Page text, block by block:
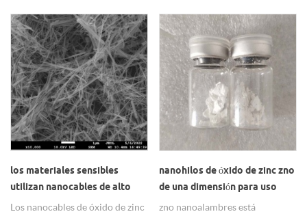
conductivo.
los materiales sensibles
utilizan nanocables de alto
óxido de zinc activos
Los nanocables de óxido de zinc
nanohilos de óxido de zinc zno
de una dimensión para uso
antibacteriano
zno nanoalambres está